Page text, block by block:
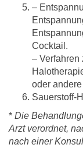
–
Cocktail.
– Verfahren
oder
Sauerstoff-
* Die
Arzt verordnet,
nach einer